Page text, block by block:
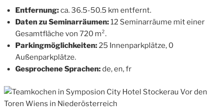
Entfernung:ca. 36.5-50.5 km entfernt.
Daten zu Seminarräumen:12 Seminarräume mit einer
Gesamtfläche von 720 m².
Parkingmöglichkeiten:25 Innenparkplätze, 0
Außenparkplätze.
Gesprochene Sprachen:de, en, fr